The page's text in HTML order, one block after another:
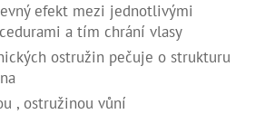
efekt mezi jednotlivými
a tím chrání vlasy
ostružin pečuje o strukturu
, ostružinou vůní